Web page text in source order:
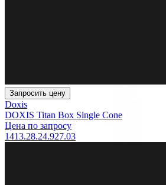
Запросить цену
Doxis
DOXIS Titan Box Single Cone
Цена по запросу
1413.28.24.927.03